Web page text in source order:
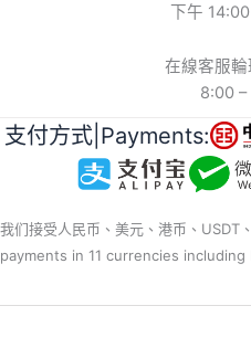
下午 14:00
在線客服
8:00
支付方式|Payments:
我们接受人民币、美元、港币、USDT
payments in 11 currencies including